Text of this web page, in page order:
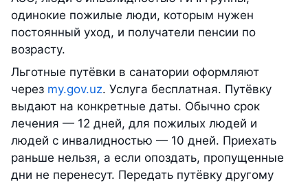
одинокие пожилые люди, которым нужен
постоянный уход, и получатели пенсии по
возрасту.
Льготные путёвки в санатории оформляют
через my.gov.uz. Услуга бесплатная. Путёвку
выдают на конкретные даты. Обычно срок
лечения — 12 дней, для пожилых людей и
людей с инвалидностью — 10 дней. Приехать
раньше нельзя, а если опоздать, пропущенные
дни не перенесут. Передать путёвку другому